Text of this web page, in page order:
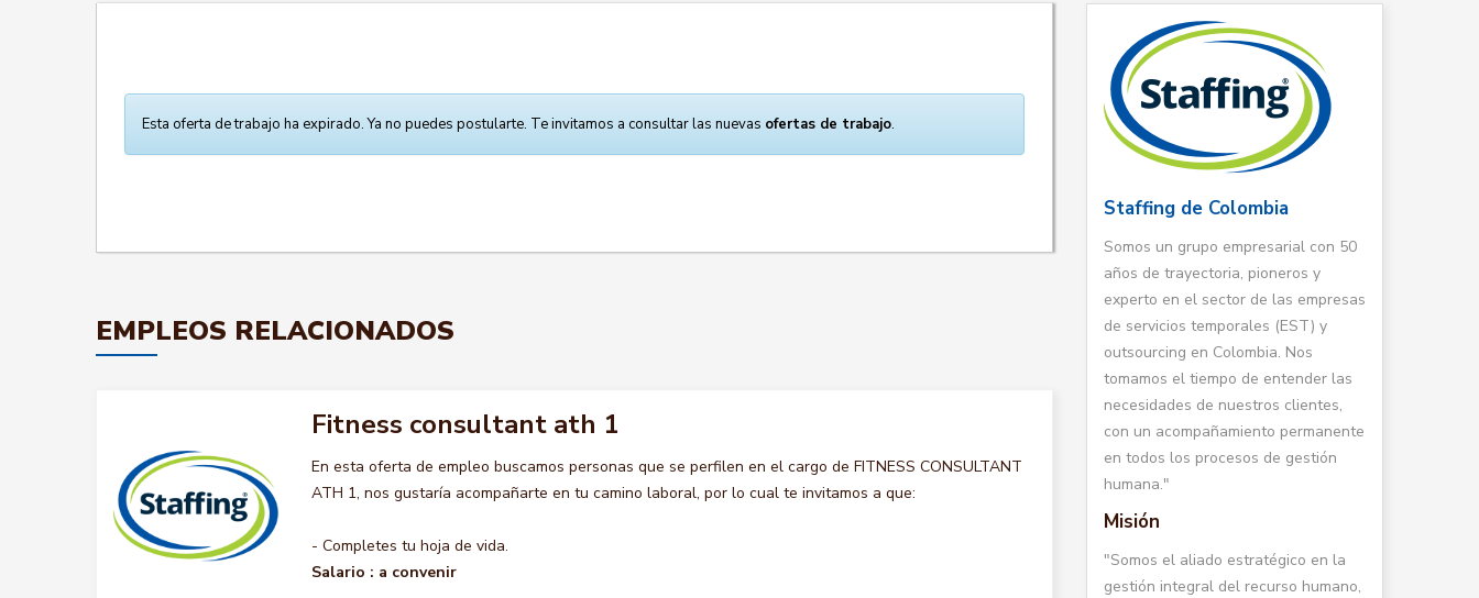
Esta oferta de trabajo ha expirado. Ya no puedes postularte. Te invitamos a consultar las nuevas ofertas de trabajo.
EMPLEOS RELACIONADOS
Fitness consultant ath 1
En esta oferta de empleo buscamos personas que se perfilen en el cargo de FITNESS CONSULTANT
ATH 1, nos gustaría acompañarte en tu camino laboral, por lo cual te invitamos a que:
- Completes tu hoja de vida.
Salario : a convenir
Staffing de Colombia
Somos un grupo empresarial con 50
años de trayectoria, pioneros y
experto en el sector de las empresas
de servicios temporales (EST) y
outsourcing en Colombia. Nos
tomamos el tiempo de entender las
necesidades de nuestros clientes,
con un acompañamiento permanente
en todos los procesos de gestión
humana."
Misión
"Somos el aliado estratégico en la
gestión integral del recurso humano,